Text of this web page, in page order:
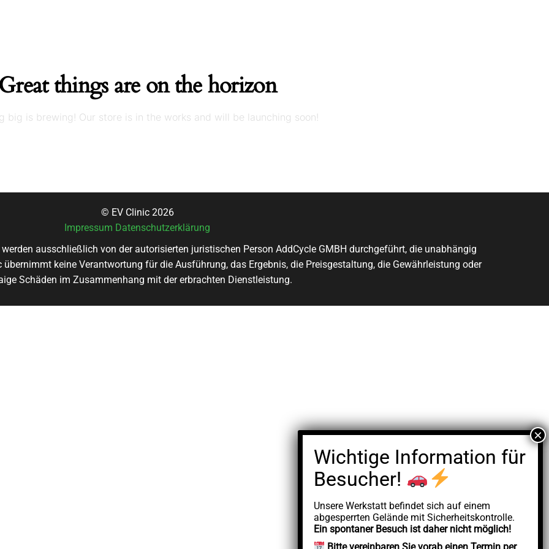
things are on the horizon
big is brewing! Our store is in the works and will be launching soon!
© EV Clinic 2026
Impressum Datenschutzerklärung
ausschließlich von der autorisierten juristischen Person AddCycle GMBH durchgeführt, die unabhängig
keine Verantwortung für die Ausführung, das Ergebnis, die Preisgestaltung, die Gewährleistung oder
Schäden im Zusammenhang mit der erbrachten Dienstleistung.
Unsere Werkstatt befindet sich auf einem
abgesperrten Gelände mit Sicherheitskontrolle.
Ein spontaner Besuch ist daher nicht möglich!